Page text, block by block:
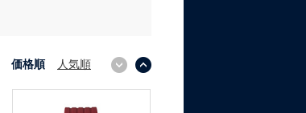
価格順 人気順